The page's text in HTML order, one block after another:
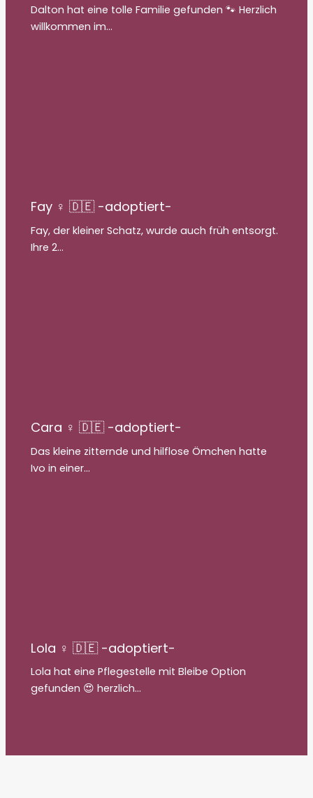
Dalton hat eine tolle Familie gefunden 🐾 Herzlich
willkommen im…
Fay ♀ 🇩🇪 -adoptiert-
Fay, der kleiner Schatz, wurde auch früh entsorgt.
Ihre 2…
Cara ♀ 🇩🇪 -adoptiert-
Das kleine zitternde und hilflose Ömchen hatte
Ivo in einer…
Lola ♀ 🇩🇪 -adoptiert-
Lola hat eine Pflegestelle mit Bleibe Option
gefunden 😍 herzlich…